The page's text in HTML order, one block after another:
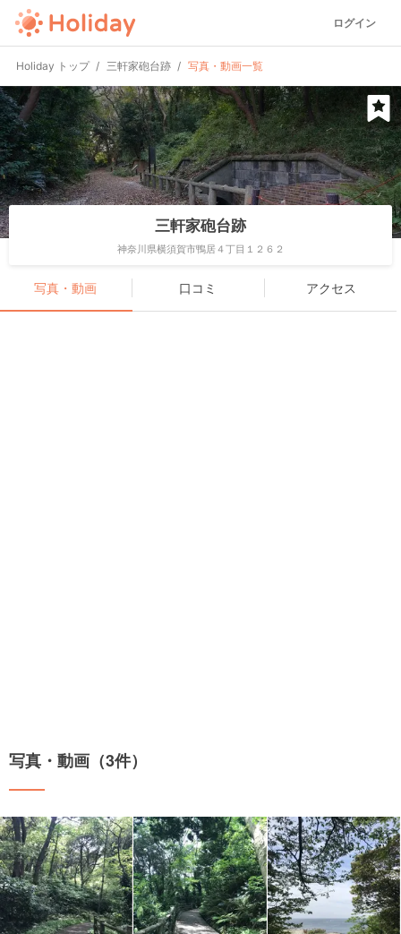
ログイン
Holiday トップ 三軒家砲台跡 写真・動画一覧
三軒家砲台跡
神奈川県横須賀市鴨居４丁目１２６２
写真・動画 口コミ アクセス
写真・動画（3件）